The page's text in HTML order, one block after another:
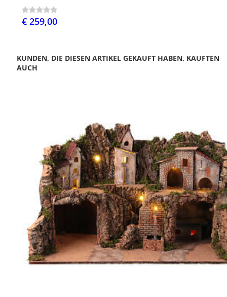
€ 259,00
KUNDEN, DIE DIESEN ARTIKEL GEKAUFT HABEN, KAUFTEN
AUCH